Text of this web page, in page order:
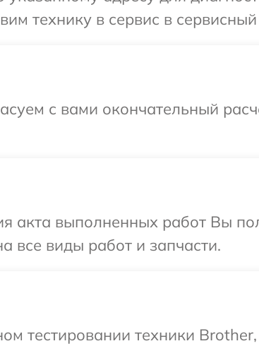
технику в сервис в
с вами окончательный
акта выполненных работ Вы
все виды работ и запчасти.
тестировании техники